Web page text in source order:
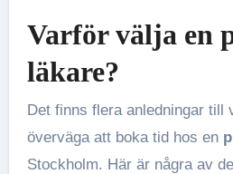
Varför välja en
läkare?
Det finns flera anledningar till
överväga att boka tid hos en
Stockholm. Här är några av